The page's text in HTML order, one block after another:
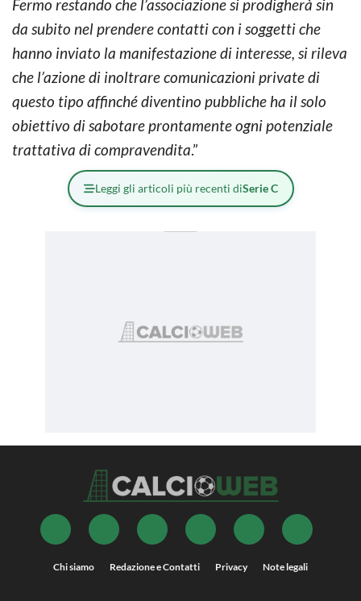
Fermo restando che l’associazione si prodigherà sin
da subito nel prendere contatti con i soggetti che
hanno inviato la manifestazione di interesse, si rileva
che l’azione di inoltrare comunicazioni private di
questo tipo affinché diventino pubbliche ha il solo
obiettivo di sabotare prontamente ogni potenziale
trattativa di compravendita.”
Leggi gli articoli più recenti diSerie C
Chi siamo Redazione e Contatti Privacy Note legali